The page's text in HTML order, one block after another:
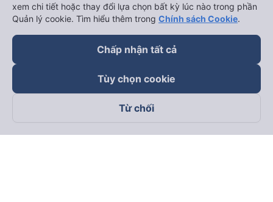
Theo dõi chúng tôi trên
xem chi tiết hoặc thay đổi lựa chọn bất kỳ lúc nào trong phần
Quản lý cookie. Tìm hiểu thêm trong Chính sách Cookie.
Chấp nhận tất cả
Tùy chọn cookie
Từ chối